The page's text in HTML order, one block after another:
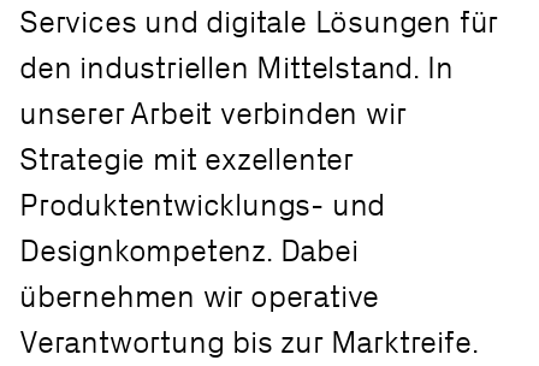
Services und digitale Lösungen für
den industriellen Mittelstand. In
unserer Arbeit verbinden wir
Strategie mit exzellenter
Produktentwicklungs- und
Designkompetenz. Dabei
übernehmen wir operative
Verantwortung bis zur Marktreife.